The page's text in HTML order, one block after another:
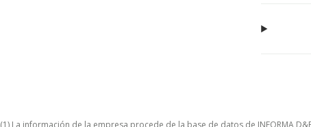
(1) La información de la empresa procede de la base de datos de INFORMA